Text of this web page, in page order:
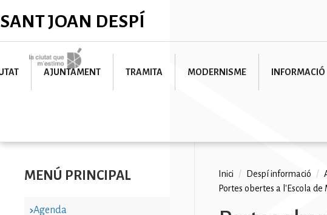
al
SANT JOAN DESPÍ
Imatge
AJUNTAMENT TRAMITA MODERNISME INFORMACIÓ
MENÚ PRINCIPAL
Agenda
Fil
d'ariadna
Inici / Despí informació /
Portes obertes a l'Escola de